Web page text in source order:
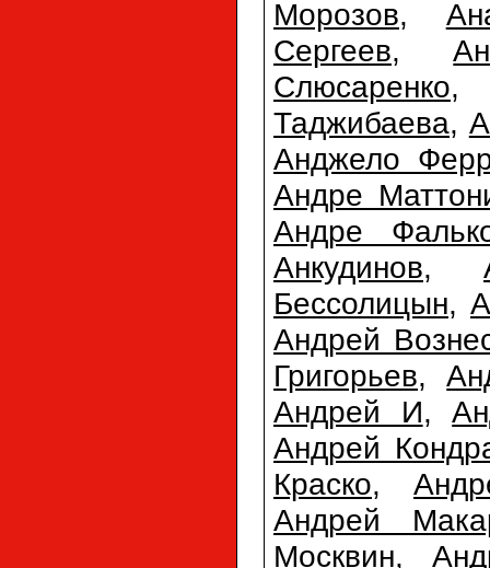
Морозов,
Сергеев,
Слюсаренко
Таджибаева,
Анджело
Андре
Андре
Анкудинов,
Бессолицын,
Андрей
Григорьев,
Андрей И,
Андрей
Краско,
Андрей
Москвин,